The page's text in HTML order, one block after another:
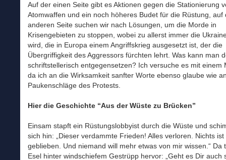
Auf der einen Seite gibt es Aktionen gegen die Stationierung
Atomwaffen und ein noch höheres Budet für die Rüstung, auf
anderen Seite suchen wir nach Lösungen, um die Morde in
Krisengebieten zu stoppen, wobei zu allerst immer die
wird, die in Europa einem Angriffskrieg ausgesetzt ist, der die
Übergriffigkeit des Aggressors fürchten lehrt. Was kann man
schriftstellerisch entgegensetzen? Ich versuche es mit einem
da ich an die Wirksamkeit sanfter Worte ebenso glaube wie
Paukenschläge des Protests.
Hier die Geschichte “Aus der Wüste zu Brücken”
Einsam stapft ein Rüstungslobbyist durch die Wüste und
sich hin: „Dieser verdammte Frieden! Alles verloren. Nichts ist
geblieben. Und niemand will mehr etwas von mir wissen.“ Da
Esel hinter windschiefem Gestrüpp hervor: „Geht es Dir auch